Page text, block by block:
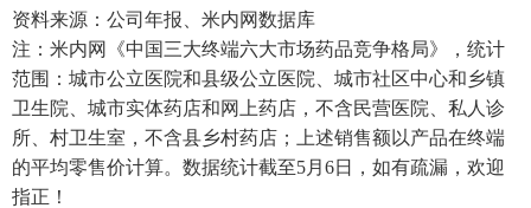
资料来源：公司年报、米内网数据库
注：米内网《中国三大终端六大市场药品竞争格局》，统计
范围：城市公立医院和县级公立医院、城市社区中心和乡镇
卫生院、城市实体药店和网上药店，不含民营医院、私人诊
所、村卫生室，不含县乡村药店；上述销售额以产品在终端
的平均零售价计算。数据统计截至5月6日，如有疏漏，欢迎
指正！